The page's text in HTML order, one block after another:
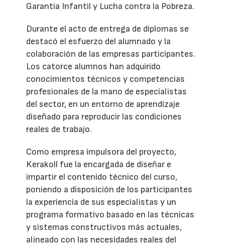
Garantía Infantil y Lucha contra la Pobreza.
Durante el acto de entrega de diplomas se
destacó el esfuerzo del alumnado y la
colaboración de las empresas participantes.
Los catorce alumnos han adquirido
conocimientos técnicos y competencias
profesionales de la mano de especialistas
del sector, en un entorno de aprendizaje
diseñado para reproducir las condiciones
reales de trabajo.
Como empresa impulsora del proyecto,
Kerakoll fue la encargada de diseñar e
impartir el contenido técnico del curso,
poniendo a disposición de los participantes
la experiencia de sus especialistas y un
programa formativo basado en las técnicas
y sistemas constructivos más actuales,
alineado con las necesidades reales del